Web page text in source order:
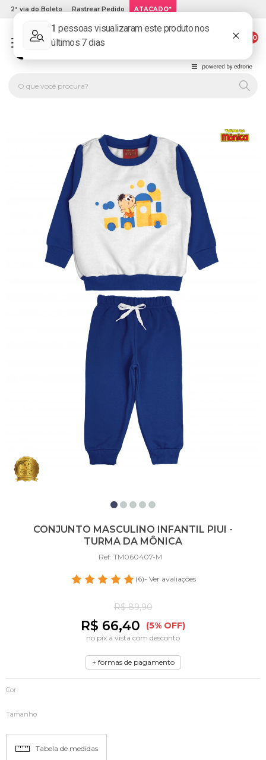
2ª via do Boleto Rastrear Pedido ATACADO*
00
CONJUNTO MASCULINO INFANTIL PIUI -
TURMA DA MÔNICA
Ref: TM060407-M
(6)- Ver avaliações
R$ 89,90
R$ 66,40 (5% OFF)
no pix à vista com desconto
+ formas de pagamento
Cor
Tamanho
Tabela de medidas